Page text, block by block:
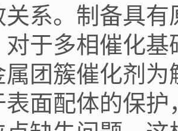
关系。制备具
对于多相催化
属团簇催化剂
表面配体的保